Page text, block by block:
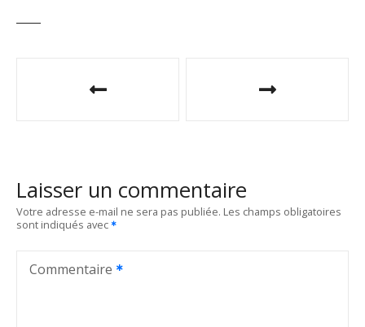
g
a
Laisser un commentaire
Votre adresse e-mail ne sera pas publiée. Les champs obligatoires
sont indiqués avec
Commentaire